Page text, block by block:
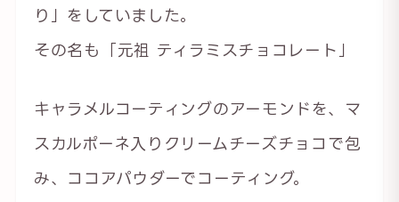
り」をしていました。
その名も「元祖 ティラミスチョコレート」
キャラメルコーティングのアーモンドを、マ
スカルポーネ入りクリームチーズチョコで包
み、ココアパウダーでコーティング。